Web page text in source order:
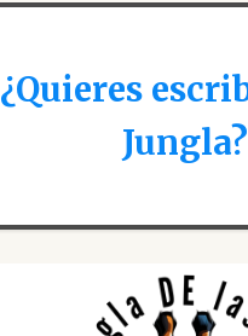
¿Quieres
Jungla?